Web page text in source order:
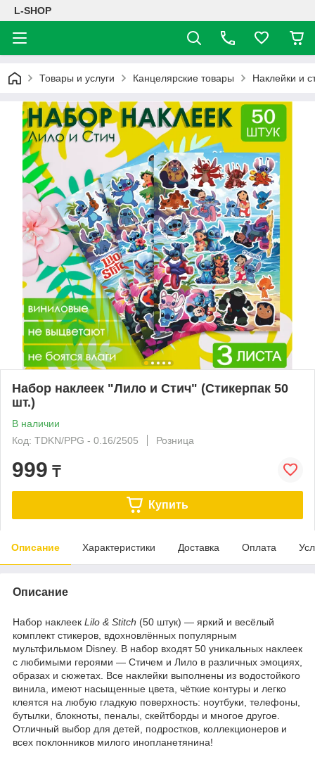
L-SHOP
Товары и услуги Канцелярские товары Наклейки и
Набор наклеек "Лило и Стич" (Стикерпак 50
шт.)
В наличии
Код: TDKN/PPG - 0.16/2505
Розница
999 ₸
Купить
Описание Характеристики Доставка Оплата
Описание
Набор наклеек Lilo & Stitch (50 штук) — яркий и весёлый
комплект стикеров, вдохновлённых популярным
мультфильмом Disney. В набор входят 50 уникальных наклеек
с любимыми героями — Стичем и Лило в различных эмоциях,
образах и сюжетах. Все наклейки выполнены из водостойкого
винила, имеют насыщенные цвета, чёткие контуры и легко
клеятся на любую гладкую поверхность: ноутбуки, телефоны,
бутылки, блокноты, пеналы, скейтборды и многое другое.
Отличный выбор для детей, подростков, коллекционеров и
всех поклонников милого инопланетянина!